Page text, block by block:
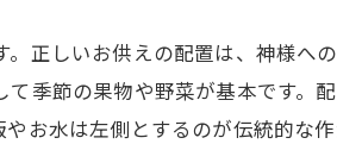
正しいお供えの配置は、神様へ
季節の果物や野菜が基本です。
お水は左側とするのが伝統的な